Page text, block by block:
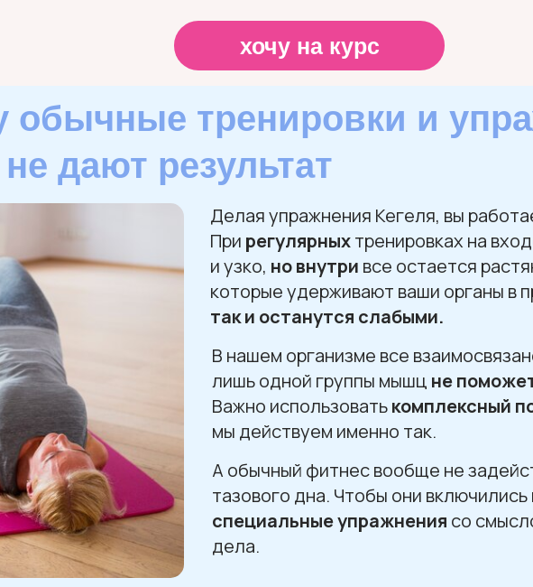
хочу на курс
обычные тренировки и
дают результат
Делая упражнения Кегеля, вы
При регулярныхтренировках на
и узко, но внутри все остается
которые удерживают ваши органы в
таки останутся слабыми.
А обычный фитнес вообще не
тазового дна. Чтобы они
специальные упражнения со
дела.
В нашем организме все
лишь одной группы мышц не
Важно использоватькомплексный
мы действуем именно так.